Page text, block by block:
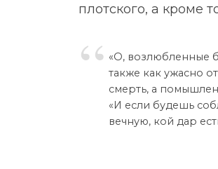
плотского, а кроме
«О, возлюбленные
также как ужасно
смерть, а
«И если будешь
вечную, кой дар